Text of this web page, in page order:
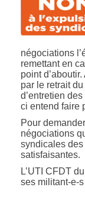
négociations
remettant en
point
par le retrait
d’entretien
ci entend faire
Pour
négociations
syndicales des
satisfaisantes.
L’UTI CFDT
ses militant-e-